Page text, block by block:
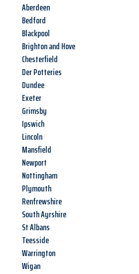
Aberdeen
Bedford
Blackpool
Brighton and Hove
Chesterfield
Der Potteries
Dundee
Exeter
Grimsby
Ipswich
Lincoln
Mansfield
Newport
Nottingham
Plymouth
Renfrewshire
South Ayrshire
St Albans
Teesside
Warrington
Wigan